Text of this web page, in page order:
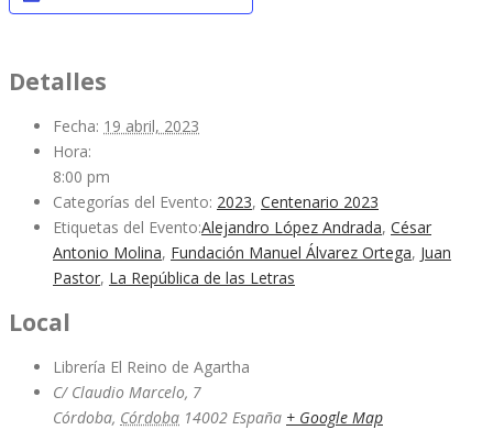
Detalles
Fecha: 19 abril, 2023
Hora:
8:00 pm
Categorías del Evento: 2023, Centenario 2023
Etiquetas del Evento:Alejandro López Andrada, César
Antonio Molina, Fundación Manuel Álvarez Ortega, Juan
Pastor, La República de las Letras
Local
Librería El Reino de Agartha
C/ Claudio Marcelo, 7
Córdoba, Córdoba 14002 España + Google Map